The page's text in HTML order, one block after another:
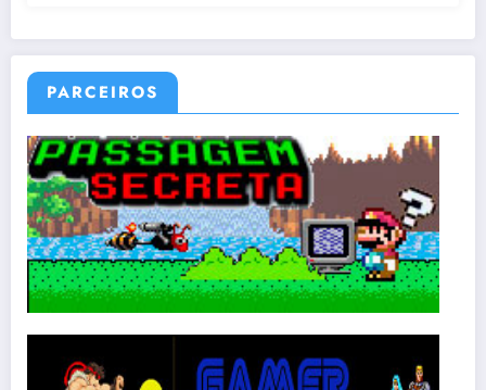
PARCEIROS